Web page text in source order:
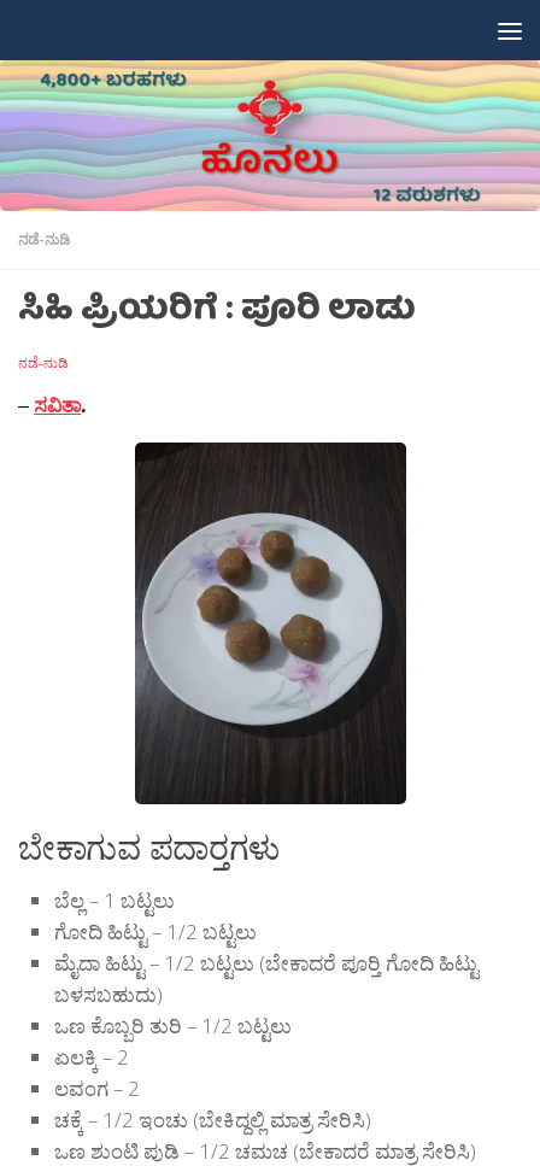
ನಡೆ-ನುಡಿ
ಸಿಹಿ ಪ್ರಿಯರಿಗೆ : ಪೂರಿ ಲಾಡು
ನಡೆ-ನುಡಿ
–ಸವಿತಾ.
ಬೇಕಾಗುವ ಪದಾರ‍್ತಗಳು
ಬೆಲ್ಲ – 1 ಬಟ್ಟಲು
ಗೋದಿ ಹಿಟ್ಟು – 1/2 ಬಟ್ಟಲು
ಮೈದಾ ಹಿಟ್ಟು – 1/2 ಬಟ್ಟಲು (ಬೇಕಾದರೆ ಪೂರ‍್ತಿ ಗೋದಿ ಹಿಟ್ಟು
ಬಳಸಬಹುದು)
ಒಣ ಕೊಬ್ಬರಿ ತುರಿ – 1/2 ಬಟ್ಟಲು
ಏಲಕ್ಕಿ – 2
ಲವಂಗ – 2
ಚಕ್ಕೆ – 1/2 ಇಂಚು (ಬೇಕಿದ್ದಲ್ಲಿ ಮಾತ್ರ ಸೇರಿಸಿ)
ಒಣ ಶುಂಟಿ ಪುಡಿ – 1/2 ಚಮಚ (ಬೇಕಾದರೆ ಮಾತ್ರ ಸೇರಿಸಿ)